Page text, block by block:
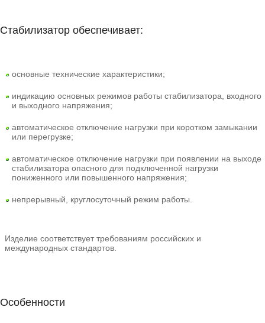
Стабилизатор обеспечивает:
основные технические характеристики;
индикацию основных режимов работы стабилизатора, входного
и выходного напряжения;
автоматическое отключение нагрузки при коротком замыкании
или перегрузке;
автоматическое отключение нагрузки при появлении на выходе
стабилизатора опасного для подключенной нагрузки
пониженного или повышенного напряжения;
непрерывный, круглосуточный режим работы.
Изделие соответствует требованиям российских и
международных стандартов.
Особенности